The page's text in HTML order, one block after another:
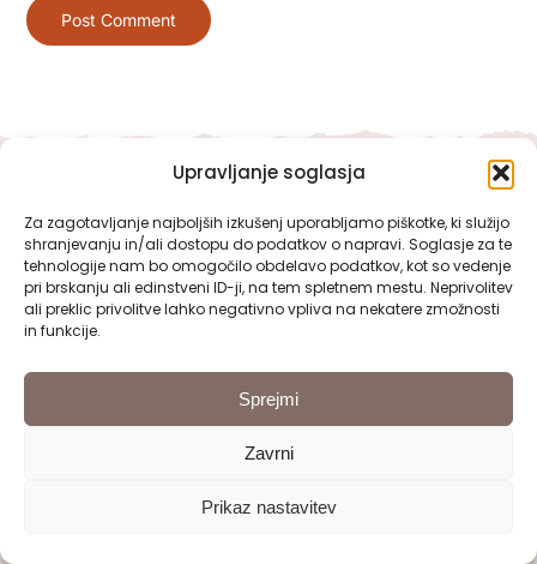
Upravljanje soglasja
Za zagotavljanje najboljših izkušenj uporabljamo piškotke, ki služijo
shranjevanju in/ali dostopu do podatkov o napravi. Soglasje za te
tehnologije nam bo omogočilo obdelavo podatkov, kot so vedenje
pri brskanju ali edinstveni ID-ji, na tem spletnem mestu. Neprivolitev
ali preklic privolitve lahko negativno vpliva na nekatere zmožnosti
in funkcije.
Sprejmi
Zavrni
Prikaz nastavitev